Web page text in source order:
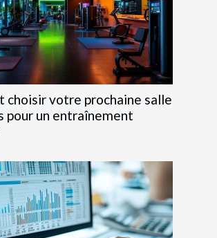
choisir votre prochaine salle
pour un entraînement